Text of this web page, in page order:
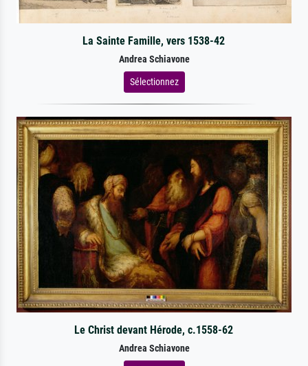
La Sainte Famille, vers 1538-42
Andrea Schiavone
Sélectionnez
Le Christ devant Hérode, c.1558-62
Andrea Schiavone